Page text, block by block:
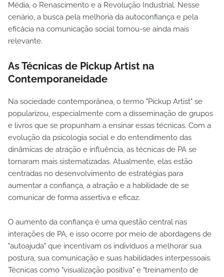
Média, o Renascimento e a Revolução Industrial. Nesse
cenário, a busca pela melhoria da autoconfiança e pela
eficácia na comunicação social tornou-se ainda mais
relevante.
As Técnicas de Pickup Artist na
Contemporaneidade
Na sociedade contemporânea, o termo "Pickup Artist" se
popularizou, especialmente com a disseminação de grupos
e livros que se propunham a ensinar essas técnicas. Com a
evolução da psicologia social e do entendimento das
dinâmicas de atração e influência, as técnicas de PA se
tornaram mais sistematizadas. Atualmente, elas estão
centradas no desenvolvimento de estratégias para
aumentar a confiança, a atração e a habilidade de se
comunicar de forma assertiva e eficaz.
O aumento da confiança é uma questão central nas
interações de PA, e isso ocorre por meio de abordagens de
"autoajuda" que incentivam os indivíduos a melhorar sua
postura, sua comunicação e suas habilidades interpessoais.
Técnicas como "visualização positiva" e "treinamento de